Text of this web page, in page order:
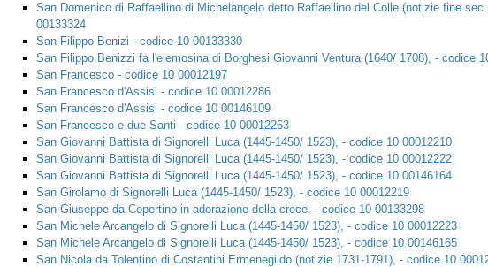
San Domenico di Raffaellino di Michelangelo detto Raffaellino del Colle (notizie fine
00133324
San Filippo Benizi - codice 10 00133330
San Filippo Benizzi fa l'elemosina di Borghesi Giovanni Ventura (1640/ 1708), - codice
San Francesco - codice 10 00012197
San Francesco d'Assisi - codice 10 00012286
San Francesco d'Assisi - codice 10 00146109
San Francesco e due Santi - codice 10 00012263
San Giovanni Battista di Signorelli Luca (1445-1450/ 1523), - codice 10 00012210
San Giovanni Battista di Signorelli Luca (1445-1450/ 1523), - codice 10 00012222
San Giovanni Battista di Signorelli Luca (1445-1450/ 1523), - codice 10 00146164
San Girolamo di Signorelli Luca (1445-1450/ 1523), - codice 10 00012219
San Giuseppe da Copertino in adorazione della croce. - codice 10 00133298
San Michele Arcangelo di Signorelli Luca (1445-1450/ 1523), - codice 10 00012223
San Michele Arcangelo di Signorelli Luca (1445-1450/ 1523), - codice 10 00146165
San Nicola da Tolentino di Costantini Ermenegildo (notizie 1731-1791), - codice 10